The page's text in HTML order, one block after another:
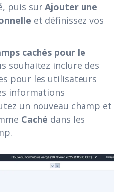
puis sur Ajouter une
et définissez vos
cachés pour le
souhaitez inclure des
pour les utilisateurs
informations
un nouveau champ et
Caché dans les